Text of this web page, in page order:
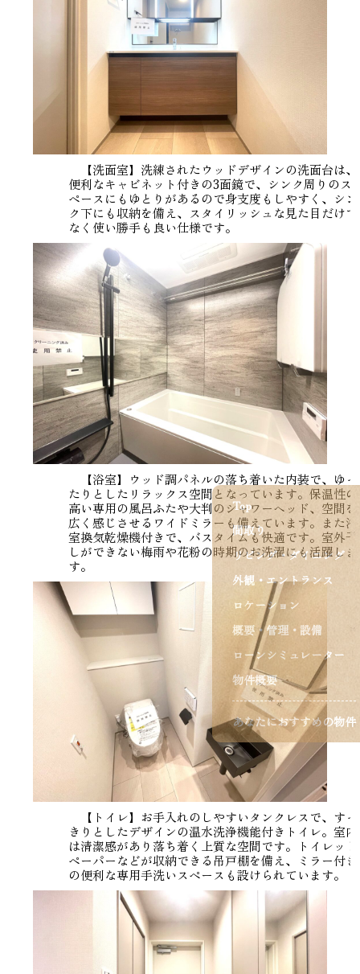
Top
間取り
リビング・ダイニング
外観・エントランス
ロケーション
概要・管理・設備
ローンシミュレーター
物件概要
あなたにおすすめの物件
【洗面室】洗練されたウッドデザインの洗面台は、
便利なキャビネット付きの3面鏡で、シンク周りのス
ペースにもゆとりがあるので身支度もしやすく、シン
ク下にも収納を備え、スタイリッシュな見た目だけで
なく使い勝手も良い仕様です。
【浴室】ウッド調パネルの落ち着いた内装で、ゆっ
たりとしたリラックス空間となっています。保温性の
高い専用の風呂ふたや大判のシャワーヘッド、空間を
広く感じさせるワイドミラーも備えています。また浴
室換気乾燥機付きで、バスタイムも快適です。室外干
しができない梅雨や花粉の時期のお洗濯にも活躍しま
す。
【トイレ】お手入れのしやすいタンクレスで、すっ
きりとしたデザインの温水洗浄機能付きトイレ。室内
は清潔感があり落ち着く上質な空間です。トイレット
ペーパーなどが収納できる吊戸棚を備え、ミラー付き
の便利な専用手洗いスペースも設けられています。